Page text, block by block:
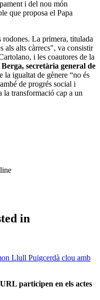
i del nou món
que proposa el Papa
rodones. La primera, titulada
als alts càrrecs", va consistir
i les coautores de la
secretària general de
la igualtat de gènere “no és
de progrés social i
la transformació cap a un
in
Llull Puigcerdà clou amb
participen en els actes